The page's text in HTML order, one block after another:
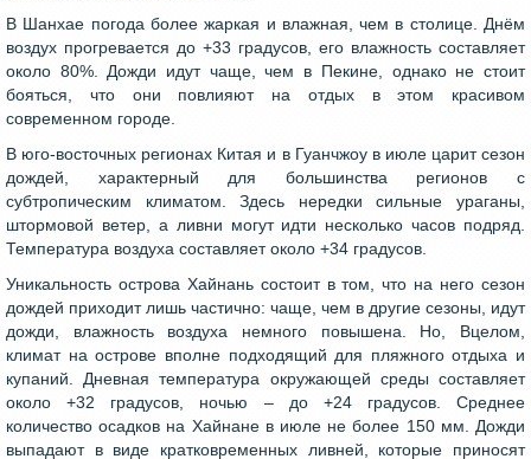
В Шанхае погода более жаркая и влажная, чем в столице. Днём
воздух прогревается до +33 градусов, его влажность составляет
около 80%. Дожди идут чаще, чем в Пекине, однако не стоит
бояться, что они повлияют на отдых в этом красивом
современном городе.
В юго-восточных регионах Китая и в Гуанчжоу в июле царит сезон
дождей, характерный для большинства регионов с
субтропическим климатом. Здесь нередки сильные ураганы,
штормовой ветер, а ливни могут идти несколько часов подряд.
Температура воздуха составляет около +34 градусов.
Уникальность острова Хайнань состоит в том, что на него сезон
дождей приходит лишь частично: чаще, чем в другие сезоны, идут
дожди, влажность воздуха немного повышена. Но, Вцелом,
климат на острове вполне подходящий для пляжного отдыха и
купаний. Дневная температура окружающей среды составляет
около +32 градусов, ночью – до +24 градусов. Среднее
количество осадков на Хайнане в июле не более 150 мм. Дожди
выпадают в виде кратковременных ливней, которые приносят